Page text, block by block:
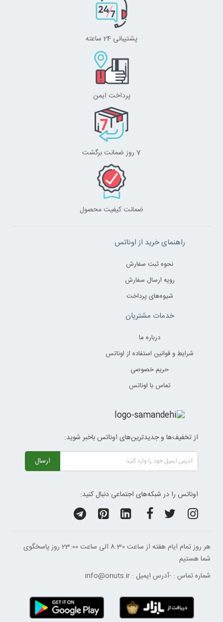
پشتیبانی 24 ساعته
پرداخت ایمن
7 روز ضمانت برگشت
ضمانت کیفیت محصول
راهنمای خرید از اوناتس
نحوه ثبت سفارش
رویه ارسال سفارش
شیوه‌های پرداخت
خدمات مشتریان
درباره ما
شرایط و قوانین استفاده از اوناتس
حریم خصوصی
تماس با اوناتس
از تخفیف‌ها و جدیدترین‌های اوناتس باخبر شوید:
ارسال
اوناتس را در شبکه‌های اجتماعی دنبال کنید:
هر روز تمام ایام هفته از ساعت 8:30 الی ساعت 23:00 ‌روز پاسخگوی
شما هستیم
شماره تماس : -آدرس ایمیل : info@onuts.ir